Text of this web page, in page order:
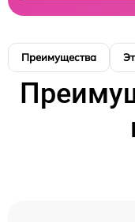
Преимущества